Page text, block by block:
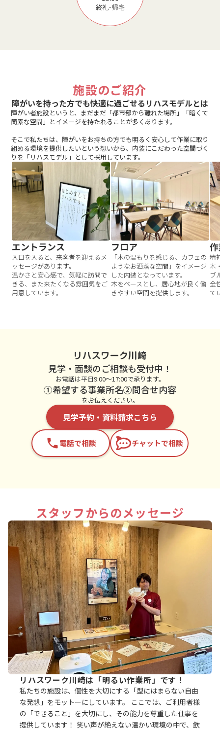
終礼･帰宅
施設のご紹介
障がいを持った方でも快適に過ごせるリハスモデルとは
障がい者施設というと、まだまだ「都市部から離れた場所」「暗くて
簡素な空間」とイメージを持たれることが多くあります。
そこで私たちは、障がいをお持ちの方でも明るく安心して作業に取り
組める環境を提供したいという想いから、内装にこだわった空間づく
りを「リハスモデル」として採用しています。
エントランス
入口を入ると、来客者を迎えるメ
ッセージがあります。
温かさと安心感で、気軽に訪問で
きる、また来たくなる雰囲気をご
用意しています。
フロア
「木の温もりを感じる、カフェの
ようなお洒落な空間」をイメージ
した内装となっています。
木をベースとし、居心地が良く働
きやすい空間を提供します。
精
木
ブ
全
て
リハスワーク川崎
見学・面談のご相談も受付中！
をお伝えください。
①希望する事業所名②問合せ内容
お電話は平日9:00～17:00で承ります。
見学予約・資料請求こちら
phone電話で相談 チャットで相談
スタッフからのメッセージ
リハスワーク川崎は「明るい作業所」です！
私たちの施設は、個性を大切にする「型にはまらない自由
な発想」をモットーにしています。 ここでは、ご利用者様
の「できること」を大切にし、その能力を尊重した仕事を
提供しています！ 笑い声が絶えない温かい環境の中で、飲